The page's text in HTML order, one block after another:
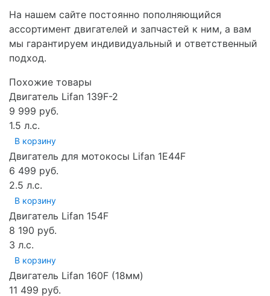
На нашем сайте постоянно пополняющийся
ассортимент двигателей и запчастей к ним, а вам
мы гарантируем индивидуальный и ответственный
подход.
Похожие товары
Двигатель Lifan 139F-2
9 999 руб.
1.5 л.с.
В корзину
Двигатель для мотокосы Lifan 1E44F
6 499 руб.
2.5 л.с.
В корзину
Двигатель Lifan 154F
8 190 руб.
3 л.с.
В корзину
Двигатель Lifan 160F (18мм)
11 499 руб.